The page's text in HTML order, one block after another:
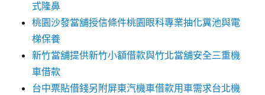
式隆鼻
桃園沙發當舖授信條件桃園眼科專業抽化糞池與電
梯保養
新竹當舖提供新竹小額借款與竹北當舖安全三重機
車借款
台中票貼借錢另附屏東汽機車借款用車需求台北機